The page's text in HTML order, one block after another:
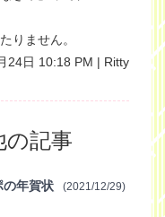
りません。
24日 10:18 PM | Ritty
の記事
の年賀状 (2021/12/29)